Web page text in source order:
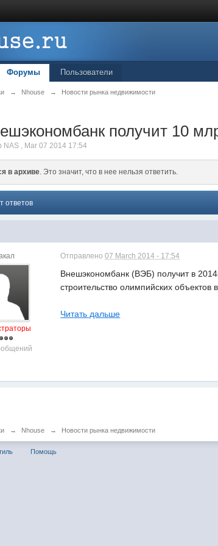
Форумы Пользователи
→ Nhouse → Новости рынка недвижимости
получит 10
NAS , Mar 07 2014 17:54
в архиве. Это значит, что в нее нельзя ответить.
ответов
Отправлено07 March 2014 - 17:54
Внешэкономбанк (ВЭБ) получит в
строительство олимпийских объектов
Читать дальше
→ Nhouse → Новости рынка недвижимости
Помощь